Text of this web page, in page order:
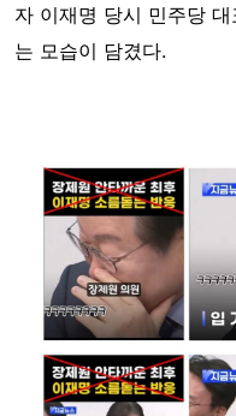
자 이재명 당시 민주당
는 모습이 담겼다.
Image